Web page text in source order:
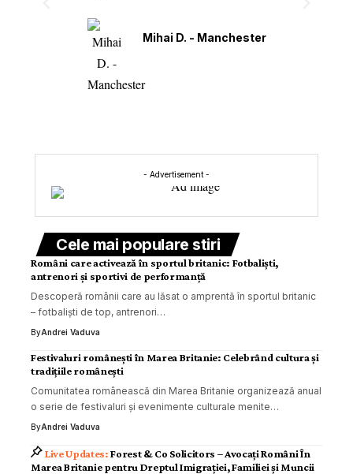
Mihai D. - Manchester
- Advertisement -
Cele mai populare stiri
Români care activează în sportul britanic: Fotbaliști,
antrenori și sportivi de performanță
Descoperă românii care au lăsat o amprentă în sportul britanic
– fotbaliști de top, antrenori…
ByAndrei Vaduva
Festivaluri românești în Marea Britanie: Celebrând cultura și
tradițiile românești
Comunitatea românească din Marea Britanie organizează anual
o serie de festivaluri și evenimente culturale menite…
ByAndrei Vaduva
Forest & Co Solicitors – Avocați Români În
Marea Britanie pentru Dreptul Imigrației, Familiei și Muncii